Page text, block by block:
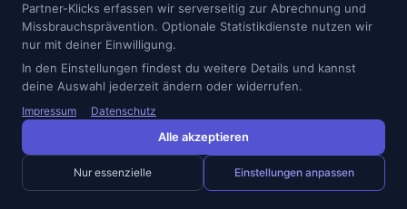
Innenstadtprofil:kurze Wege, niedrige
Jahresfahrleistung, eher kleines Auto oder
kompaktes E-Modell.
Pendelprofil:regelmäßige Autobahn- oder
Landstraßenstrecken, genügend Kilometer und
hoher Sitzkomfort wichtig.
Familienprofil:Platz, Kofferraum, Isofix,
Wintertauglichkeit und flexible Laufzeit prüfen.
Partner-Klicks erfassen wir serverseitig zur Abrechnung und
Missbrauchsprävention. Optionale Statistikdienste nutzen wir
nur mit deiner Einwilligung.
In den Einstellungen findest du weitere Details und kannst
deine Auswahl jederzeit ändern oder widerrufen.
Impressum Datenschutz
Alle akzeptieren
Nur essenzielle Einstellungen anpassen